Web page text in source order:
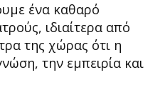
ένα καθαρό
ιδιαίτερα από
της χώρας ότι η
την εμπειρία και